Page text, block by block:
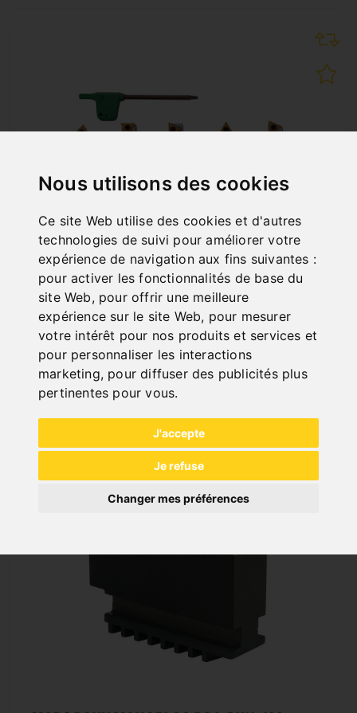
Nous utilisons des cookies
Ce site Web utilise des cookies et d'autres
technologies de suivi pour améliorer votre
expérience de navigation aux fins suivantes :
pour activer les fonctionnalités de base du
site Web, pour offrir une meilleure
expérience sur le site Web, pour mesurer
votre intérêt pour nos produits et services et
pour personnaliser les interactions
marketing, pour diffuser des publicités plus
pertinentes pour vous.
J'accepte
Je refuse
Changer mes préférences
JEU D'OUTILS DE TOURNAGE À PLAQUETTES
CARBURE 10 MM
Art. No. : 44-2013
79,20 €
incl. 20% VAT
In Stock